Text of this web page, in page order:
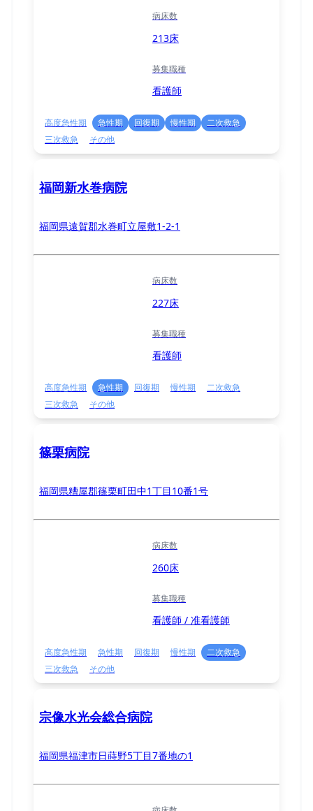
病床数
213床
募集職種
看護師
高度急性期 急性期 回復期 慢性期
二次救急
三次救急
その他
福岡新水巻病院
福岡県遠賀郡水巻町立屋敷1-2-1
病床数
227床
募集職種
看護師
高度急性期 急性期 回復期 慢性期
二次救急
三次救急
その他
篠栗病院
福岡県糟屋郡篠栗町田中1丁目10番1号
病床数
260床
募集職種
看護師 / 准看護師
高度急性期 急性期 回復期 慢性期
二次救急
三次救急
その他
宗像水光会総合病院
福岡県福津市日蒔野5丁目7番地の1